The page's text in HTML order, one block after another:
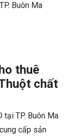
Buôn Ma
thuê
chất
tại TP. Buôn Ma
cấp sản